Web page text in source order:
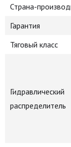
Страна-
Гарантия
Тяговый класс
Гидравлический
распределитель